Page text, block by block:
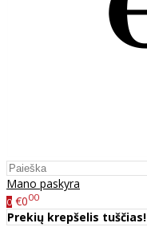
Mano paskyra
0 €000
Prekių krepšelis tuščias!